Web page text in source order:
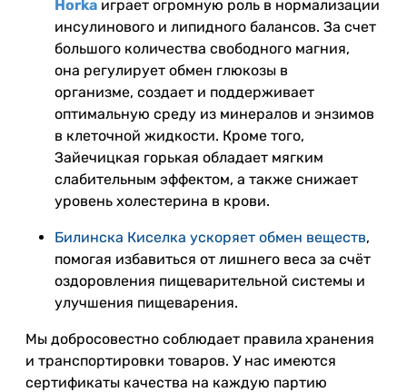
Horka играет огромную роль в нормализации
инсулинового и липидного балансов. За счет
большого количества свободного магния,
она регулирует обмен глюкозы в
организме, создает и поддерживает
оптимальную среду из минералов и энзимов
в клеточной жидкости. Кроме того,
Зайечицкая горькая обладает мягким
слабительным эффектом, а также снижает
уровень холестерина в крови.
Билинска Киселка ускоряет обмен веществ,
помогая избавиться от лишнего веса за счёт
оздоровления пищеварительной системы и
улучшения пищеварения.
Мы добросовестно соблюдает правила хранения
и транспортировки товаров. У нас имеются
сертификаты качества на каждую партию